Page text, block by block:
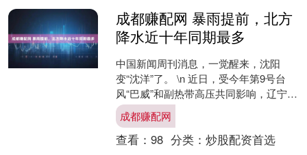
成都赚配网 暴雨提前，北方
降水近十年同期最多
中国新闻周刊消息，一觉醒来，沈阳
变“沈洋”了。 \n 近日，受今年第9号台
风“巴威”和副热带高压共同影响，辽宁遭
遇了罕见的持续性强降雨。多位沈阳市
民告诉《中国新....
成都赚配网
查看： 98 分类： 炒股配资首选